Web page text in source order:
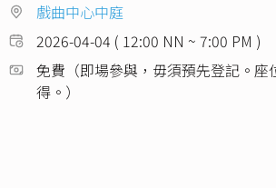
戲曲中心中庭
2026-04-04 ( 12:00 NN ~ 7:00 PM )
免費（即場參與，毋須預先登記。座
得。）